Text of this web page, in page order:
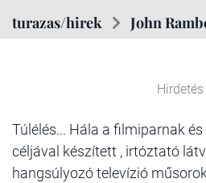
turazas/hirek John
Hirdetés
Túlélés... Hála a filmiparnak
céljával készített , irtóztató
hangsúlyozó televízió